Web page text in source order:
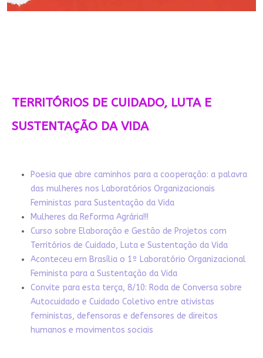
TERRITÓRIOS DE CUIDADO, LUTA E
SUSTENTAÇÃO DA VIDA
Poesia que abre caminhos para a cooperação: a palavra
das mulheres nos Laboratórios Organizacionais
Feministas para Sustentação da Vida
Mulheres da Reforma Agrária!!!
Curso sobre Elaboração e Gestão de Projetos com
Territórios de Cuidado, Luta e Sustentação da Vida
Aconteceu em Brasília o 1º Laboratório Organizacional
Feminista para a Sustentação da Vida
Convite para esta terça, 8/10: Roda de Conversa sobre
Autocuidado e Cuidado Coletivo entre ativistas
feministas, defensoras e defensores de direitos
humanos e movimentos sociais